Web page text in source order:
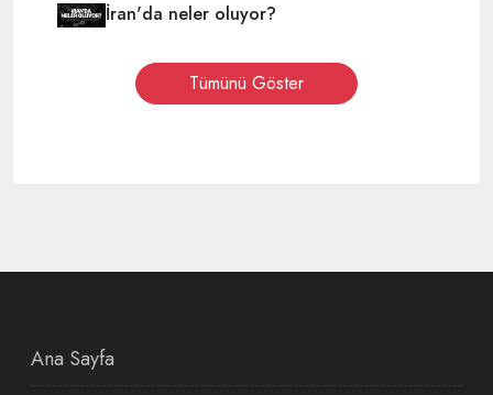
İran'da neler oluyor?
Tümünü Göster
Ana Sayfa